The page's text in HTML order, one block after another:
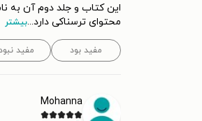
این کتاب و جلد دوم آن به
محتوای ترسناکی دارد...بیشتر
مفید بود مفید
Mohanna